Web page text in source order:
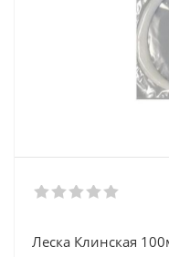
Леска Клинская